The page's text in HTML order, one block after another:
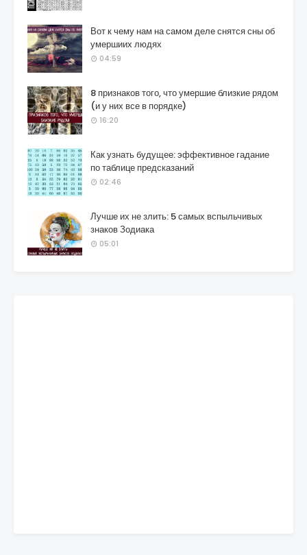
Вот к чему нам на самом деле снятся сны об
умершиих людях
04:59
8 признаков того, что умершие близкие рядом
(и у них все в порядке)
16:20
Как узнать будущее: эффективное гадание
по таблице предсказаний
02:46
Лучше их не злить: 5 самых вспыльчивых
знаков Зодиака
05:01